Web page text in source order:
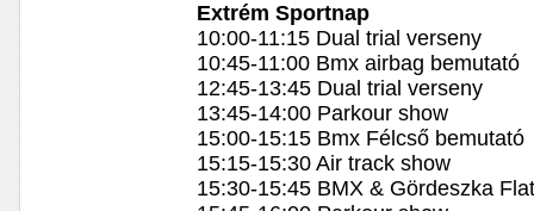
Extrém Sportnap
10:00-11:15 Dual trial verseny
10:45-11:00 Bmx airbag bemutató
12:45-13:45 Dual trial verseny
13:45-14:00 Parkour show
15:00-15:15 Bmx Félcső bemutató
15:15-15:30 Air track show
15:30-15:45 BMX & Gördeszka